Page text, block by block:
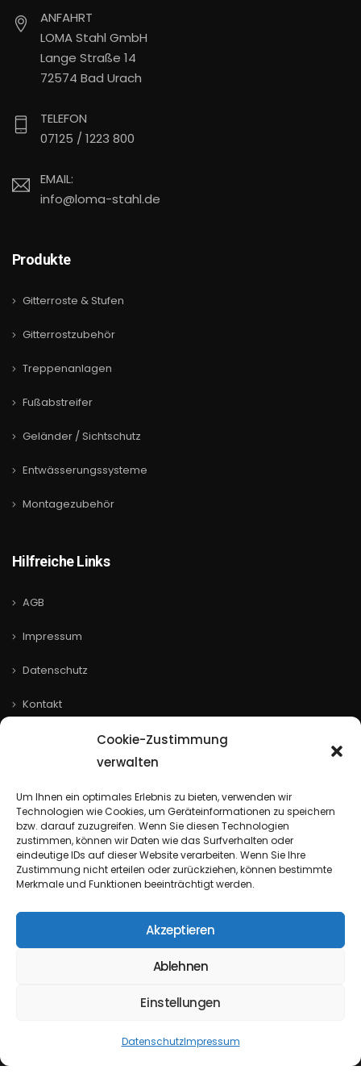
Cookie-Zustimmung
verwalten
Um Ihnen ein optimales Erlebnis zu bieten, verwenden wir
Technologien wie Cookies, um Geräteinformationen zu speichern
bzw. darauf zuzugreifen. Wenn Sie diesen Technologien
zustimmen, können wir Daten wie das Surfverhalten oder
eindeutige IDs auf dieser Website verarbeiten. Wenn Sie Ihre
Zustimmung nicht erteilen oder zurückziehen, können bestimmte
Merkmale und Funktionen beeinträchtigt werden.
Akzeptieren
Ablehnen
Einstellungen
DatenschutzImpressum
ANFAHRT
LOMA Stahl GmbH
Lange Straße 14
72574 Bad Urach
TELEFON
07125 / 1223 800
EMAIL:
info@loma-stahl.de
Produkte
Gitterroste & Stufen
Gitterrostzubehör
Treppenanlagen
Fußabstreifer
Geländer / Sichtschutz
Entwässerungssysteme
Montagezubehör
Hilfreiche Links
AGB
Impressum
Datenschutz
Kontakt
Privatkundenshop
Einblicke